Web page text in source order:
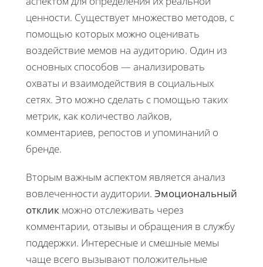
ценности. Существует множество методов, с
помощью которых можно оценивать
воздействие мемов на аудиторию. Один из
основных способов — анализировать
охваты и взаимодействия в социальных
сетях. Это можно сделать с помощью таких
метрик, как количество лайков,
комментариев, репостов и упоминаний о
бренде.
Вторым важным аспектом является анализ
вовлеченности аудитории. Эмоциональный
отклик можно отслеживать через
комментарии, отзывы и обращения в службу
поддержки. Интересные и смешные мемы
чаще всего вызывают положительные